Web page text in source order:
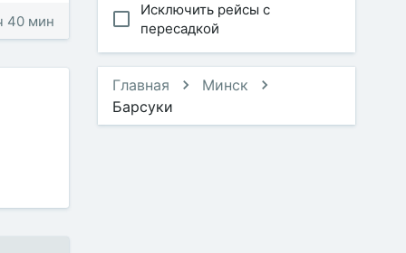
40 мин
Исключить рейсы с
пересадкой
Главная
Минск
Барсуки